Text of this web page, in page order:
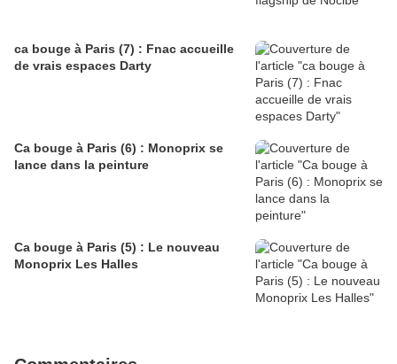
ca bouge à Paris (7) : Fnac accueille
de vrais espaces Darty
Ca bouge à Paris (6) : Monoprix se
lance dans la peinture
Ca bouge à Paris (5) : Le nouveau
Monoprix Les Halles